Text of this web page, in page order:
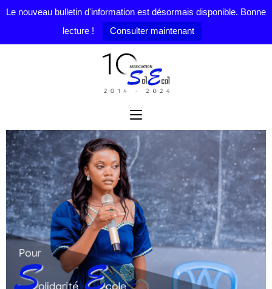
Le nouveau bulletin d'information est désormais disponible. Bonne
lecture !
Consulter maintenant